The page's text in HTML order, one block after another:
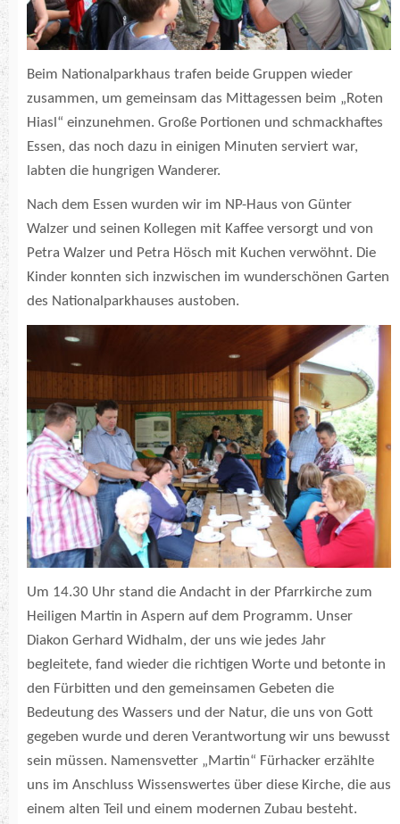
Beim Nationalparkhaus trafen beide Gruppen wieder
zusammen, um gemeinsam das Mittagessen beim „Roten
Hiasl“ einzunehmen. Große Portionen und schmackhaftes
Essen, das noch dazu in einigen Minuten serviert war,
labten die hungrigen Wanderer.
Nach dem Essen wurden wir im NP-Haus von Günter
Walzer und seinen Kollegen mit Kaffee versorgt und von
Petra Walzer und Petra Hösch mit Kuchen verwöhnt. Die
Kinder konnten sich inzwischen im wunderschönen Garten
des Nationalparkhauses austoben.
Um 14.30 Uhr stand die Andacht in der Pfarrkirche zum
Heiligen Martin in Aspern auf dem Programm. Unser
Diakon Gerhard Widhalm, der uns wie jedes Jahr
begleitete, fand wieder die richtigen Worte und betonte in
den Fürbitten und den gemeinsamen Gebeten die
Bedeutung des Wassers und der Natur, die uns von Gott
gegeben wurde und deren Verantwortung wir uns bewusst
sein müssen. Namensvetter „Martin“ Fürhacker erzählte
uns im Anschluss Wissenswertes über diese Kirche, die aus
einem alten Teil und einem modernen Zubau besteht.